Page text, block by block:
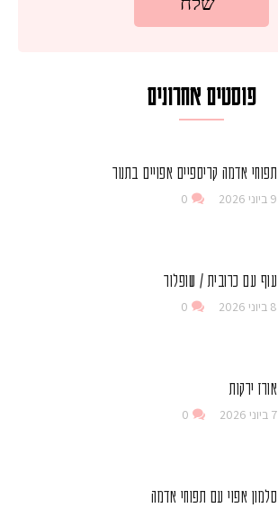
פוסטים אחרונים
תפוחי אדמה קריספיים אפויים בתנור
9 ביוני 2026 0
עוף עם כרובית / שופלור
8 ביוני 2026 0
אורז ירקות
7 ביוני 2026 0
סלמון אפוי עם תפוחי אדמה